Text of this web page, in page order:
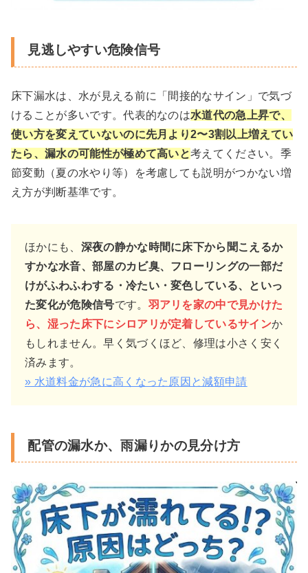
見逃しやすい危険信号
床下漏水は、水が見える前に「間接的なサイン」で気づ
けることが多いです。代表的なのは水道代の急上昇で、
使い方を変えていないのに先月より2〜3割以上増えてい
たら、漏水の可能性が極めて高いと考えてください。季
節変動（夏の水やり等）を考慮しても説明がつかない増
え方が判断基準です。
ほかにも、 深夜の静かな時間に床下から聞こえるか
すかな水音、部屋のカビ臭、フローリングの一部だ
けがふわふわする・冷たい・変色している、といっ
た変化が危険信号です。 羽アリを家の中で見かけた
ら、湿った床下にシロアリが定着しているサインか
もしれません。早く気づくほど、修理は小さく安く
済みます。
» 水道料金が急に高くなった原因と減額申請
配管の漏水か、雨漏りかの見分け方